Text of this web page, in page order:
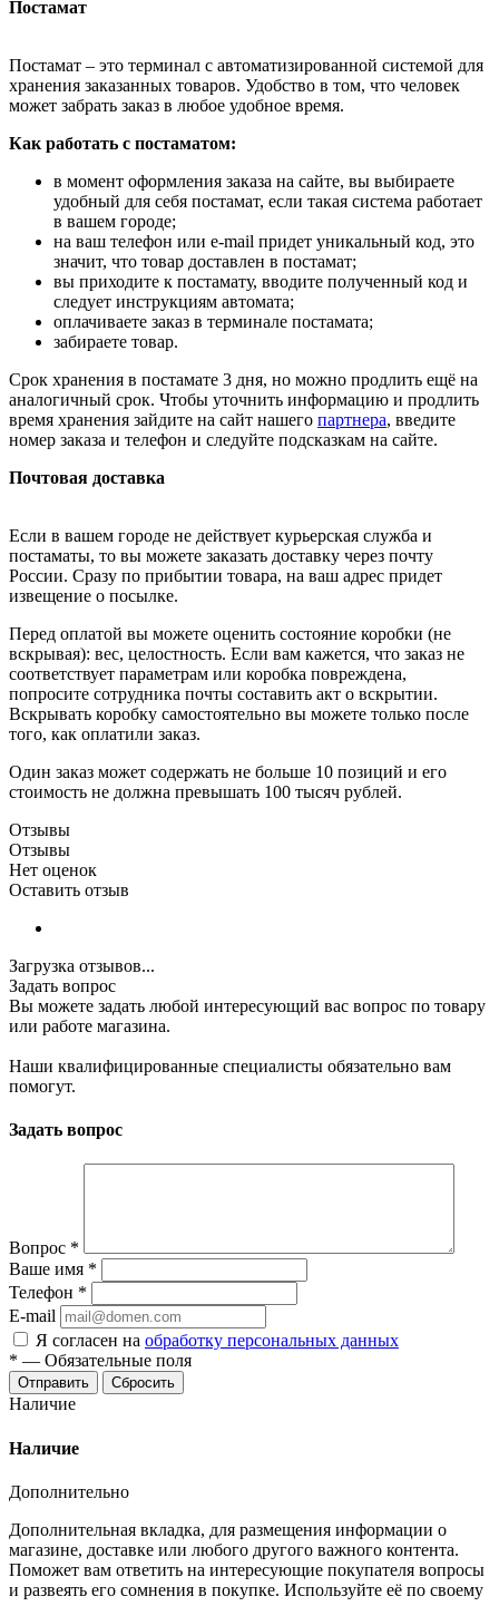
Постамат
Постамат – это терминал с автоматизированной системой для
хранения заказанных товаров. Удобство в том, что человек
может забрать заказ в любое удобное время.
Как работать с постаматом:
в момент оформления заказа на сайте, вы выбираете
удобный для себя постамат, если такая система работает
в вашем городе;
на ваш телефон или e-mail придет уникальный код, это
значит, что товар доставлен в постамат;
вы приходите к постамату, вводите полученный код и
следует инструкциям автомата;
оплачиваете заказ в терминале постамата;
забираете товар.
Срок хранения в постамате 3 дня, но можно продлить ещё на
аналогичный срок. Чтобы уточнить информацию и продлить
время хранения зайдите на сайт нашего партнера, введите
номер заказа и телефон и следуйте подсказкам на сайте.
Почтовая доставка
Если в вашем городе не действует курьерская служба и
постаматы, то вы можете заказать доставку через почту
России. Сразу по прибытии товара, на ваш адрес придет
извещение о посылке.
Перед оплатой вы можете оценить состояние коробки (не
вскрывая): вес, целостность. Если вам кажется, что заказ не
соответствует параметрам или коробка повреждена,
попросите сотрудника почты составить акт о вскрытии.
Вскрывать коробку самостоятельно вы можете только после
того, как оплатили заказ.
Один заказ может содержать не больше 10 позиций и его
стоимость не должна превышать 100 тысяч рублей.
Отзывы
Отзывы
Нет оценок
Оставить отзыв
Загрузка отзывов...
Задать вопрос
Вы можете задать любой интересующий вас вопрос по товару
или работе магазина.
Наши квалифицированные специалисты обязательно вам
помогут.
Задать вопрос
Вопрос *
Ваше имя *
Телефон *
E-mail
Я согласен на обработку персональных данных
* — Обязательные поля
Отправить Сбросить
Наличие
Наличие
Дополнительно
Дополнительная вкладка, для размещения информации о
магазине, доставке или любого другого важного контента.
Поможет вам ответить на интересующие покупателя вопросы
и развеять его сомнения в покупке. Используйте её по своему